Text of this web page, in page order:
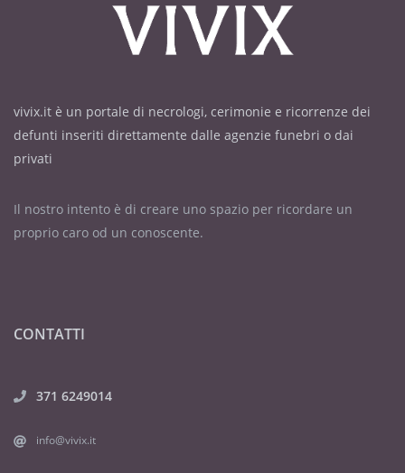
vivix.it è un portale di necrologi, cerimonie e ricorrenze dei
defunti inseriti direttamente dalle agenzie funebri o dai
privati
Il nostro intento è di creare uno spazio per ricordare un
proprio caro od un conoscente.
CONTATTI
371 6249014
info@vivix.it